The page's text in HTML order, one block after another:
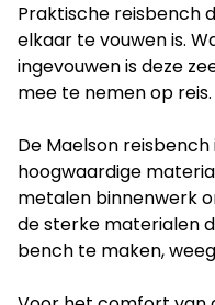
Praktische reisbench
elkaar te vouwen is.
ingevouwen is deze
mee te nemen op reis.
De Maelson
hoogwaardige
metalen binnenwerk
de sterke materialen
bench te maken,